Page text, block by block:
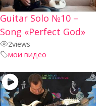
Guitar Solo №10 –
Song «Perfect God»
2views
мои видео